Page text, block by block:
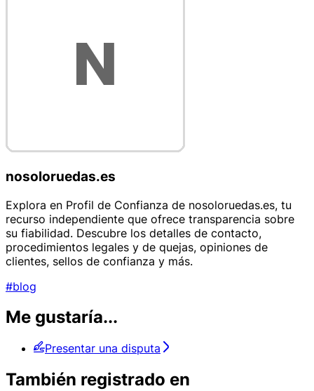
nosoloruedas.es
Explora en Profil de Confianza de nosoloruedas.es, tu
recurso independiente que ofrece transparencia sobre
su fiabilidad. Descubre los detalles de contacto,
procedimientos legales y de quejas, opiniones de
clientes, sellos de confianza y más.
#blog
Me gustaría...
Presentar una disputa
También registrado en